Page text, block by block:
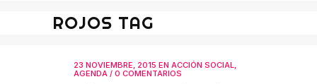
ROJOS TAG
23 NOVIEMBRE, 2015 EN ACCIÓN SOCIAL,
AGENDA / 0 COMENTARIOS